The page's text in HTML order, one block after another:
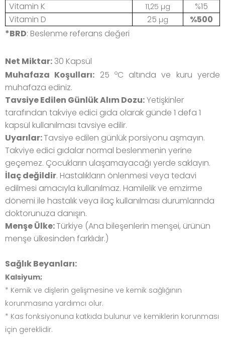
Vitamin K
11,25 µg
%15
Vitamin D
25 µg
%500
*BRD: Beslenme referans değeri
Net Miktar:30 Kapsül
Muhafaza Koşulları: 25 oC altında ve kuru yerde
muhafaza ediniz.
Tavsiye Edilen Günlük Alım Dozu:Yetişkinler
tarafından takviye edici gıda olarak günde 1 defa 1
kapsül kullanılması tavsiye edilir.
Uyarılar:Tavsiye edilen günlük porsiyonu aşmayın.
Takviye edici gıdalar normal beslenmenin yerine
geçemez. Çocukların ulaşamayacağı yerde saklayın.
İlaç değildir. Hastalıkların önlenmesi veya tedavi
edilmesi amacıyla kullanılmaz. Hamilelik ve emzirme
dönemi ile hastalık veya ilaç kullanılması durumlarında
doktorunuza danışın.
Menşe Ülke:Türkiye (Ana bileşenlerin menşei, ürünün
menşe ülkesinden farklıdır.)
Sağlık Beyanları:
Kalsiyum;
* Kemik ve dişlerin gelişmesine ve kemik sağlığının
korunmasına yardımcı olur.
* Kas fonksiyonuna katkıda bulunur ve kemiklerin korunması
için gereklidir.